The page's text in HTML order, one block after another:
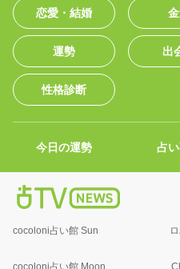
恋愛・結婚
運勢 出
性格診断
今日の運勢 占
cocoloni占い館 Sun